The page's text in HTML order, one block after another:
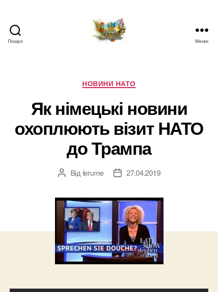
Пошук
Новини
про
НАТО
в
Україні
Меню
Категорії
НОВИНИ НАТО
Як німецькі новини
охоплюють візит НАТО
до Трампа
Автор
Від lerume
Дата27.04.2019